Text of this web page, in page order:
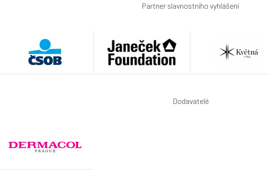
Partner slavnostního vyhlášení
Dodavatelé